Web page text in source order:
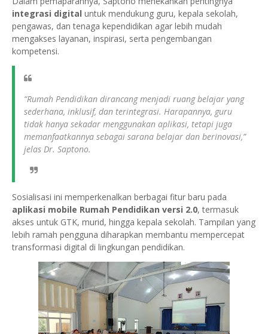
integrasi digital untuk mendukung guru, kepala sekolah,
pengawas, dan tenaga kependidikan agar lebih mudah
mengakses layanan, inspirasi, serta pengembangan
kompetensi.
“Rumah Pendidikan dirancang menjadi ruang belajar yang
sederhana, inklusif, dan terintegrasi. Harapannya, guru
tidak hanya sekadar menggunakan aplikasi, tetapi juga
memanfaatkannya sebagai sarana belajar dan berinovasi,”
jelas Dr. Saptono.
Sosialisasi ini memperkenalkan berbagai fitur baru pada
aplikasi mobile Rumah Pendidikan versi 2.0, termasuk
akses untuk GTK, murid, hingga kepala sekolah. Tampilan yang
lebih ramah pengguna diharapkan membantu mempercepat
transformasi digital di lingkungan pendidikan.